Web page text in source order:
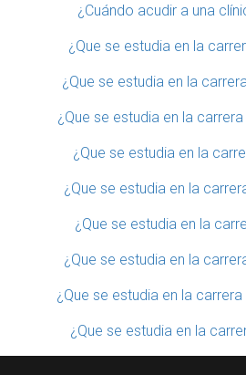
¿Cuándo acudir a una
¿Que se estudia en la
¿Que se estudia en la
¿Que se estudia en la
¿Que se estudia en la
¿Que se estudia en la
¿Que se estudia en la
¿Que se estudia en la
¿Que se estudia en la
¿Que se estudia en la